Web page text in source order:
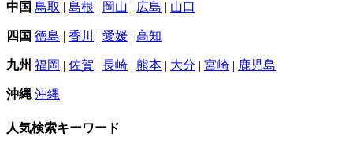
中国 鳥取 | 島根 | 岡山 | 広島 | 山口
四国 徳島 | 香川 | 愛媛 | 高知
九州 福岡 | 佐賀 | 長崎 | 熊本 | 大分 | 宮崎 | 鹿児島
沖縄 沖縄
人気検索キーワード